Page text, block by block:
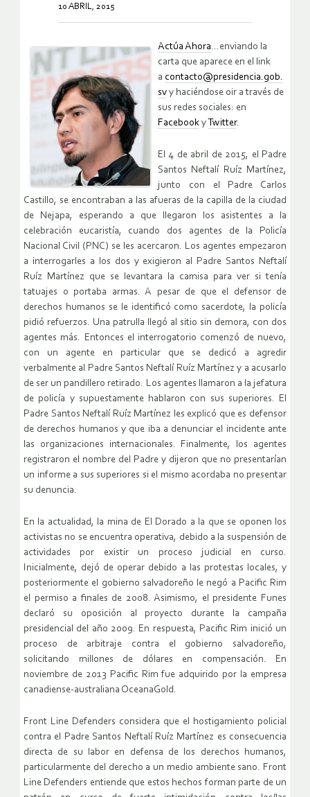
10 ABRIL, 2015
Actúa Ahora…enviando la
carta que aparece en el link
a contacto@presidencia.gob.
sv y haciéndose oir a través de
sus redes sociales: en
Facebook y Twitter.
El 4 de abril de 2015, el Padre
Santos Neftalí Ruíz Martínez,
junto con el Padre Carlos
Castillo, se encontraban a las afueras de la capilla de la ciudad
de Nejapa, esperando a que llegaron los asistentes a la
celebración eucaristía, cuando dos agentes de la Policía
Nacional Civil (PNC) se les acercaron. Los agentes empezaron
a interrogarles a los dos y exigieron al Padre Santos Neftalí
Ruíz Martínez que se levantara la camisa para ver si tenía
tatuajes o portaba armas. A pesar de que el defensor de
derechos humanos se le identificó como sacerdote, la policía
pidió refuerzos. Una patrulla llegó al sitio sin demora, con dos
agentes más. Entonces el interrogatorio comenzó de nuevo,
con un agente en particular que se dedicó a agredir
verbalmente al Padre Santos Neftalí Ruíz Martínez y a acusarlo
de ser un pandillero retirado. Los agentes llamaron a la jefatura
de policía y supuestamente hablaron con sus superiores. El
Padre Santos Neftalí Ruíz Martínez les explicó que es defensor
de derechos humanos y que iba a denunciar el incidente ante
las organizaciones internacionales. Finalmente, los agentes
registraron el nombre del Padre y dijeron que no presentarían
un informe a sus superiores si el mismo acordaba no presentar
su denuncia.
En la actualidad, la mina de El Dorado a la que se oponen los
activistas no se encuentra operativa, debido a la suspensión de
actividades por existir un proceso judicial en curso.
Inicialmente, dejó de operar debido a las protestas locales, y
posteriormente el gobierno salvadoreño le negó a Pacific Rim
el permiso a finales de 2008. Asimismo, el presidente Funes
declaró su oposición al proyecto durante la campaña
presidencial del año 2009. En respuesta, Pacific Rim inició un
proceso de arbitraje contra el gobierno salvadoreño,
solicitando millones de dólares en compensación. En
noviembre de 2013 Pacific Rim fue adquirido por la empresa
canadiense-australiana OceanaGold.
Front Line Defenders considera que el hostigamiento policial
contra el Padre Santos Neftalí Ruíz Martínez es consecuencia
directa de su labor en defensa de los derechos humanos,
particularmente del derecho a un medio ambiente sano. Front
Line Defenders entiende que estos hechos forman parte de un